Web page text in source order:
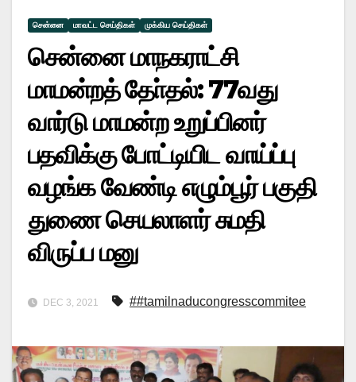
சென்னை மாவட்ட செய்திகள் முக்கிய செய்திகள்
சென்னை மாநகராட்சி
மாமன்றத் தோ்தல்: 77வது
வார்டு மாமன்ற உறுப்பினர்
பதவிக்கு போட்டியிட வாய்ப்பு
வழங்க வேண்டி எழும்பூர் பகுதி
துணை செயலாளர் சுமதி
விருப்ப மனு
DEC 3, 2021 ##tamilnaducongresscommitee